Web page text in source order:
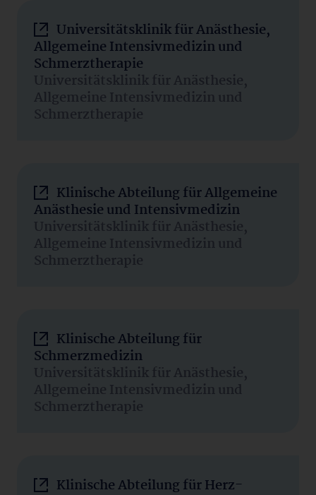
Universitätsklinik für Anästhesie,
Allgemeine Intensivmedizin und
Schmerztherapie
Universitätsklinik für Anästhesie,
Allgemeine Intensivmedizin und
Schmerztherapie
Klinische Abteilung für Allgemeine
Anästhesie und Intensivmedizin
Universitätsklinik für Anästhesie,
Allgemeine Intensivmedizin und
Schmerztherapie
Klinische Abteilung für
Schmerzmedizin
Universitätsklinik für Anästhesie,
Allgemeine Intensivmedizin und
Schmerztherapie
Klinische Abteilung für Herz-